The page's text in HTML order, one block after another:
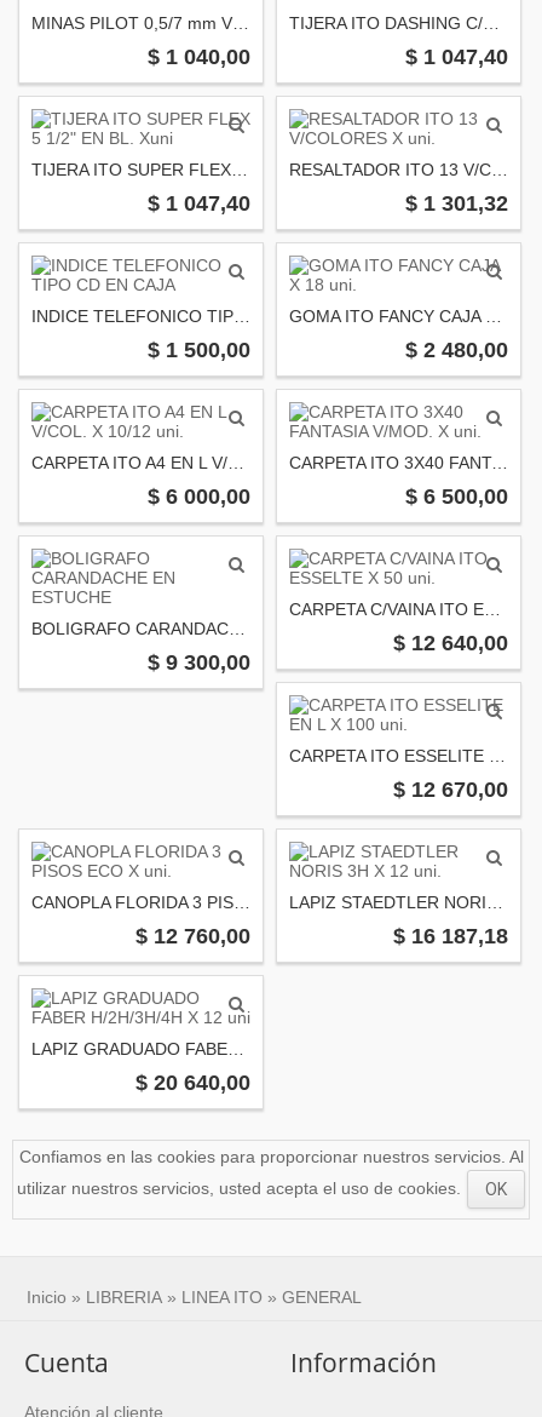
$ 1 040,00 $ 1 047,40
$ 1 047,40 $ 1 301,32
$ 1 500,00 $ 2 480,00
$ 6 000,00
CARPETA ITO 3X40 FANTASIA V/MOD. X uni.
$ 6 500,00
$ 9 300,00
$ 12 640,00
$ 12 670,00
$ 12 760,00 $ 16 187,18
$ 20 640,00
Confiamos en las cookies para proporcionar nuestros servicios. Al
utilizar nuestros servicios, usted acepta el uso de cookies.
OK
Inicio » LIBRERIA » LINEA ITO » GENERAL
Cuenta
Atención al cliente
Información